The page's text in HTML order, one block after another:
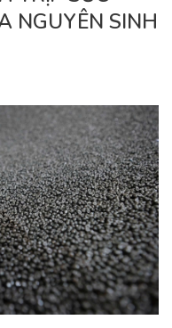
NGUYÊN SINH